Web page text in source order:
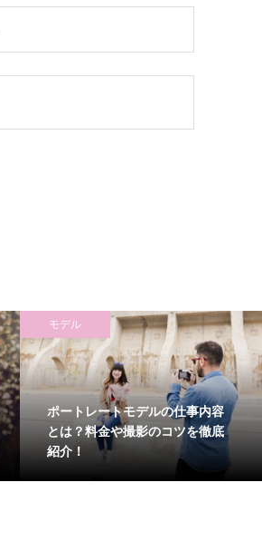
モデル
ポートレートモデルの仕事内容
とは？料金や撮影のコツを徹底
紹介！